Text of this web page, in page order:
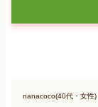
nanacoco(40代・女性)